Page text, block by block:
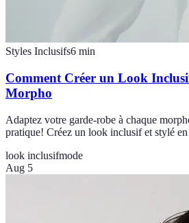
Styles Inclusifs6 min
Comment Créer un Look
Morpho
Adaptez votre garde-robe à chaque
pratique! Créez un look inclusif et stylé
look inclusifmode
Aug 5